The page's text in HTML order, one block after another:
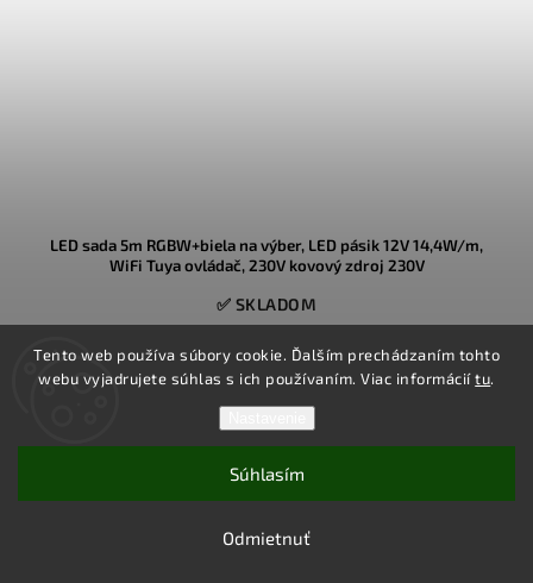
Tento web používa súbory cookie. Ďalším prechádzaním tohto
webu vyjadrujete súhlas s ich používaním. Viac informáciítu.
Odmietnuť
Súhlasím
LED sada 5m RGBW+biela na výber, LED pásik 12V 14,4W/m,
WiFi Tuya ovládač, 230V kovový zdroj 230V
✅ SKLADOM
€54
Detail
ovládaním cez aplikáciu Tuya. Obsahuje všetko potrebné na